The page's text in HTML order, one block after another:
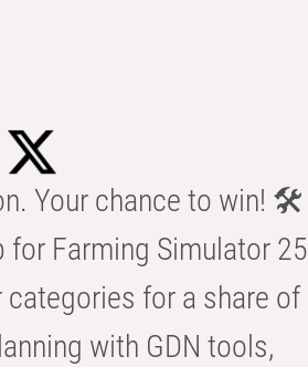
Your chance to win! 🛠️
for Farming Simulator 25
for a share of
with GDN tools,